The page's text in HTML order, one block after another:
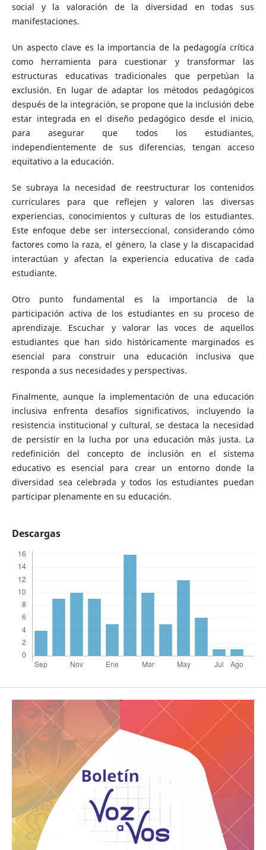
social y la valoración de la diversidad en todas sus
manifestaciones.
Un aspecto clave es la importancia de la pedagogía crítica
como herramienta para cuestionar y transformar las
estructuras educativas tradicionales que perpetúan la
exclusión. En lugar de adaptar los métodos pedagógicos
después de la integración, se propone que la inclusión debe
estar integrada en el diseño pedagógico desde el inicio,
para asegurar que todos los estudiantes,
independientemente de sus diferencias, tengan acceso
equitativo a la educación.
Se subraya la necesidad de reestructurar los contenidos
curriculares para que reflejen y valoren las diversas
experiencias, conocimientos y culturas de los estudiantes.
Este enfoque debe ser interseccional, considerando cómo
factores como la raza, el género, la clase y la discapacidad
interactúan y afectan la experiencia educativa de cada
estudiante.
Otro punto fundamental es la importancia de la
participación activa de los estudiantes en su proceso de
aprendizaje. Escuchar y valorar las voces de aquellos
estudiantes que han sido históricamente marginados es
esencial para construir una educación inclusiva que
responda a sus necesidades y perspectivas.
Finalmente, aunque la implementación de una educación
inclusiva enfrenta desafíos significativos, incluyendo la
resistencia institucional y cultural, se destaca la necesidad
de persistir en la lucha por una educación más justa. La
redefinición del concepto de inclusión en el sistema
educativo es esencial para crear un entorno donde la
diversidad sea celebrada y todos los estudiantes puedan
participar plenamente en su educación.
Descargas